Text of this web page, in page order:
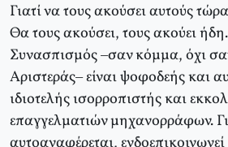
Γιατί να τους ακούσει αυτούς
Θα τους ακούσει, τους ακούει ήδη.
Συνασπισμός –σαν κόμμα, όχι
Αριστεράς– είναι ψοφοδεής και
ιδιοτελής ισορροπιστής και
επαγγελματιών μηχανορράφων.